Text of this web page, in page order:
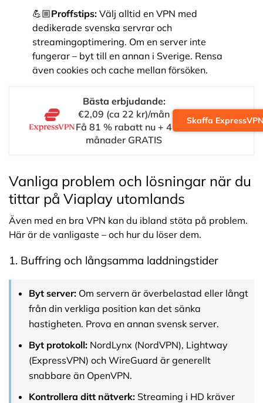
💪🏼Proffstips: Välj alltid en VPN med
dedikerade svenska servrar och
streamingoptimering. Om en server inte
fungerar – byt till en annan i Sverige. Rensa
även cookies och cache mellan försöken.
Bästa erbjudande:
€2,09 (ca 22 kr)/mån
Få 81 % rabatt nu + 4
månader GRATIS
Skaffa
Vanliga problem och lösningar när du
tittar på Viaplay utomlands
Även med en bra VPN kan du ibland stöta på problem.
Här är de vanligaste – och hur du löser dem.
1. Buffring och långsamma laddningstider
Byt server: Om servern är överbelastad eller långt
från din verkliga position kan det sänka
hastigheten. Prova en annan svensk server.
Byt protokoll: NordLynx (NordVPN), Lightway
(ExpressVPN) och WireGuard är generellt
snabbare än OpenVPN.
Kontrollera ditt nätverk: Streaming i HD kräver